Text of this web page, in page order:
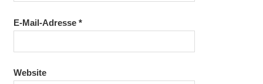
E-Mail-Adresse *
Website